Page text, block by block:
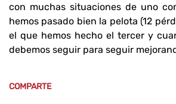
con muchas situaciones de uno
hemos pasado bien la pelota (12
el que hemos hecho el tercer y
debemos seguir para seguir
COMPARTE